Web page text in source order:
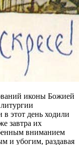
иконы Божией
этот день ходили
завтра их
вниманием
и убогим, раздавая